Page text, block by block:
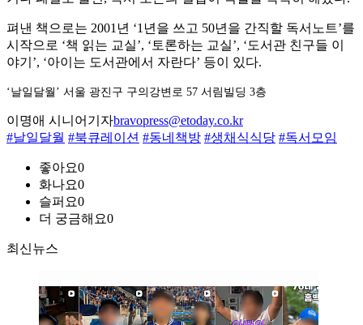
펴낸 책으로는 2001년 ‘1년을 쓰고 50년을 간직할 독서노트’를
시작으로 ‘책 읽는 교실’, ‘토론하는 교실’, ‘도서관 친구들 이
야기’, ‘아이는 도서관에서 자란다’ 등이 있다.
‘날일달월’ 서울 광진구 구의강변로 57 서림빌딩 3층
이명애 시니어기자bravopress@etoday.co.kr
#날일달월 #북큐레이션 #동네책방 #생채식식당 #독서모임
좋아요0
화나요0
슬퍼요0
더 궁금해요0
최신뉴스